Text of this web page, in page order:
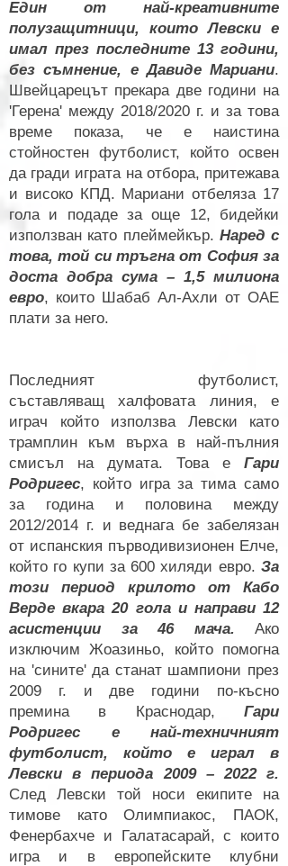
Един от най-креативните
полузащитници, които Левски е
имал през последните 13 години,
без съмнение, е Давиде Мариани.
Швейцарецът прекара две години на
'Герена' между 2018/2020 г. и за това
време показа, че е наистина
стойностен футболист, който освен
да гради играта на отбора, притежава
и високо КПД. Мариани отбеляза 17
гола и подаде за още 12, бидейки
използван като плеймейкър. Наред с
това, той си тръгна от София за
доста добра сума – 1,5 милиона
евро, които Шабаб Ал-Ахли от ОАЕ
плати за него.
Последният футболист,
съставляващ халфовата линия, е
играч който използва Левски като
трамплин към върха в най-пълния
смисъл на думата. Това е Гари
Родригес, който игра за тима само
за година и половина между
2012/2014 г. и веднага бе забелязан
от испанския първодивизионен Елче,
който го купи за 600 хиляди евро. За
този период крилото от Кабо
Верде вкара 20 гола и направи 12
асистенции за 46 мача. Ако
изключим Жоазиньо, който помогна
на 'сините' да станат шампиони през
2009 г. и две години по-късно
премина в Краснодар, Гари
Родригес е най-техничният
футболист, който е играл в
Левски в периода 2009 – 2022 г.
След Левски той носи екипите на
тимове като Олимпиакос, ПАОК,
Фенербахче и Галатасарай, с които
игра и в европейските клубни